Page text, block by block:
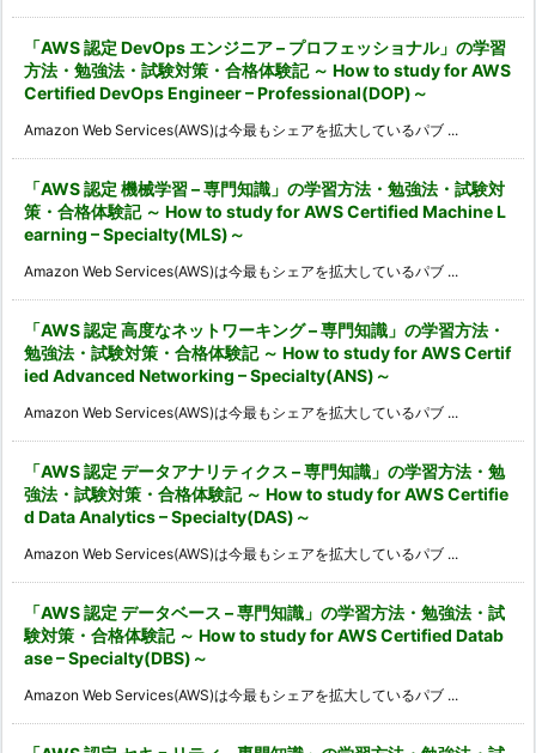
「AWS 認定 DevOps エンジニア – プロフェッショナル」の学習
方法・勉強法・試験対策・合格体験記 ～ How to study for AWS
Certified DevOps Engineer – Professional(DOP)～
Amazon Web Services(AWS)は今最もシェアを拡大しているパブ ...
「AWS 認定 機械学習 – 専門知識」の学習方法・勉強法・試験対
策・合格体験記 ～ How to study for AWS Certified Machine L
earning – Specialty(MLS)～
Amazon Web Services(AWS)は今最もシェアを拡大しているパブ ...
「AWS 認定 高度なネットワーキング – 専門知識」の学習方法・
勉強法・試験対策・合格体験記 ～ How to study for AWS Certif
ied Advanced Networking – Specialty(ANS)～
Amazon Web Services(AWS)は今最もシェアを拡大しているパブ ...
「AWS 認定 データアナリティクス – 専門知識」の学習方法・勉
強法・試験対策・合格体験記 ～ How to study for AWS Certifie
d Data Analytics – Specialty(DAS)～
Amazon Web Services(AWS)は今最もシェアを拡大しているパブ ...
「AWS 認定 データベース – 専門知識」の学習方法・勉強法・試
験対策・合格体験記 ～ How to study for AWS Certified Datab
ase – Specialty(DBS)～
Amazon Web Services(AWS)は今最もシェアを拡大しているパブ ...